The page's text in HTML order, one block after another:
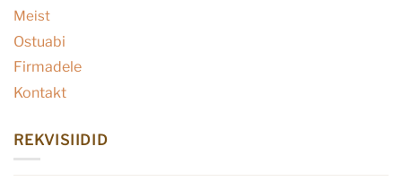
Meist
Ostuabi
Firmadele
Kontakt
REKVISIIDID